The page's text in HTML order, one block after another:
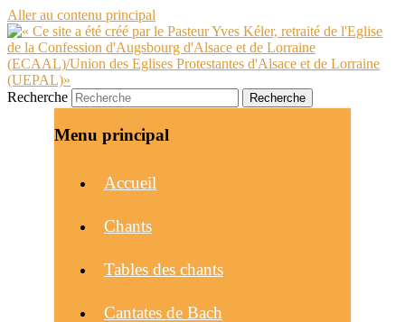
Aller au contenu principal
Recherche
Menu principal
Accueil
Chants
Tables des chants
Cantates de Bach